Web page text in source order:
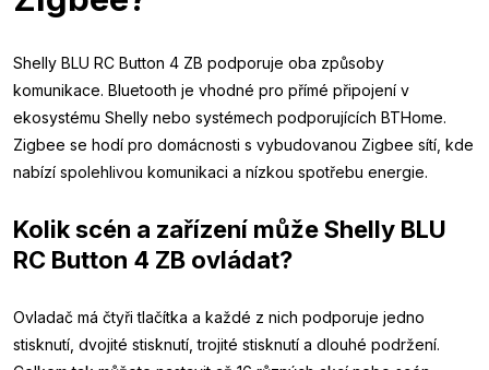
Shelly BLU RC Button 4 ZB podporuje oba způsoby
komunikace. Bluetooth je vhodné pro přímé připojení v
ekosystému Shelly nebo systémech podporujících BTHome.
Zigbee se hodí pro domácnosti s vybudovanou Zigbee sítí, kde
nabízí spolehlivou komunikaci a nízkou spotřebu energie.
Kolik scén a zařízení může Shelly BLU
RC Button 4 ZB ovládat?
Ovladač má čtyři tlačítka a každé z nich podporuje jedno
stisknutí, dvojité stisknutí, trojité stisknutí a dlouhé podržení.